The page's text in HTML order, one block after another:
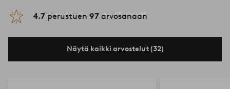
4.7 perustuen 97 arvosanaan
Näytä kaikki arvostelut (32)